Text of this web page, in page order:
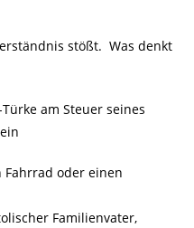
stößt. Was denkt
am Steuer seines
Fahrrad oder einen
Familienvater,